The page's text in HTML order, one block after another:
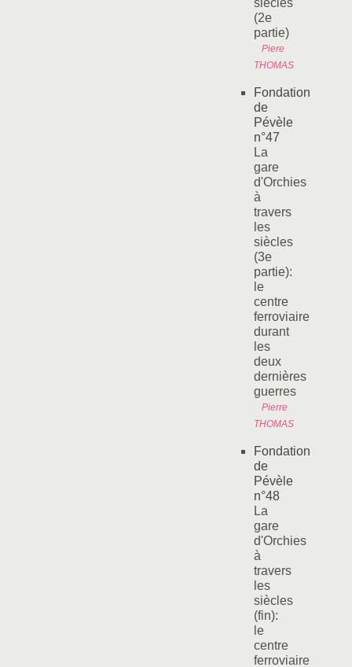
siècles
(2e
partie)
Piere
THOMAS
Fondation
de
Pévèle
n°47
La
gare
d'Orchies
à
travers
les
siècles
(3e
partie):
le
centre
ferroviaire
durant
les
deux
dernières
guerres
Pierre
THOMAS
Fondation
de
Pévèle
n°48
La
gare
d'Orchies
à
travers
les
siècles
(fin):
le
centre
ferroviaire